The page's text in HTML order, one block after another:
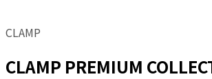
CLAMP
CLAMP PREMIUM